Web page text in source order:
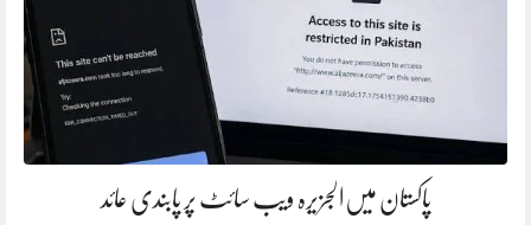
پاکستان میں‌الجزیرہ ویب سائٹ پر پابندی عائد